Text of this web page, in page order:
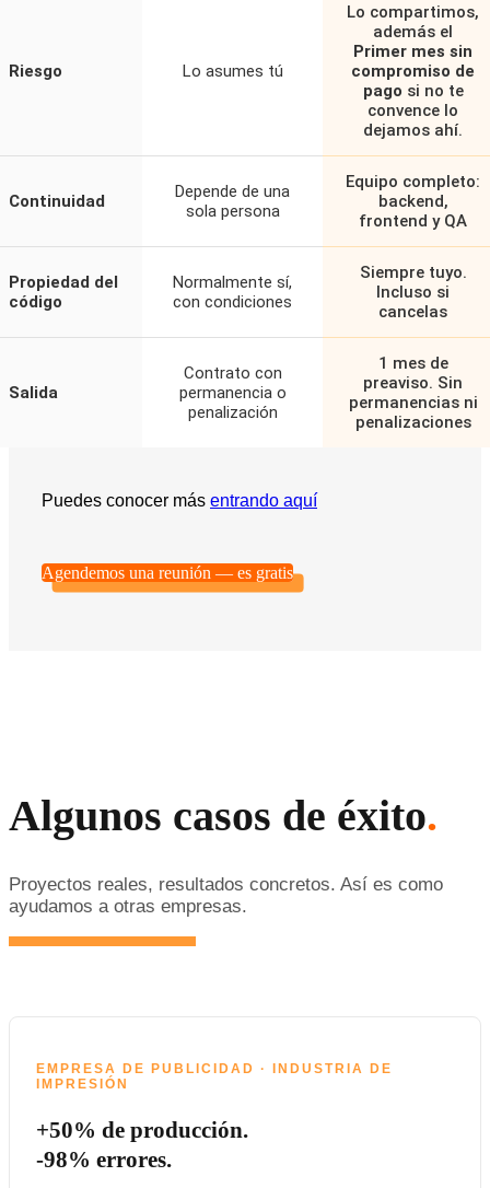
Riesgo Lo asumes tú
Lo compartimos,
además el
Primer mes sin
compromiso de
pago si no te
convence lo
dejamos ahí.
Continuidad
Depende de una
sola persona
Equipo completo:
backend,
frontend y QA
Propiedad del
código
Normalmente sí,
con condiciones
Siempre tuyo.
Incluso si
cancelas
Salida
Contrato con
permanencia o
penalización
1 mes de
preaviso. Sin
permanencias ni
penalizaciones
Puedes conocer más entrando aquí
Agendemos una reunión — es gratis
Algunos casos de éxito.
Proyectos reales, resultados concretos. Así es como
ayudamos a otras empresas.
EMPRESA DE PUBLICIDAD · INDUSTRIA DE
IMPRESIÓN
+50% de producción.
-98% errores.